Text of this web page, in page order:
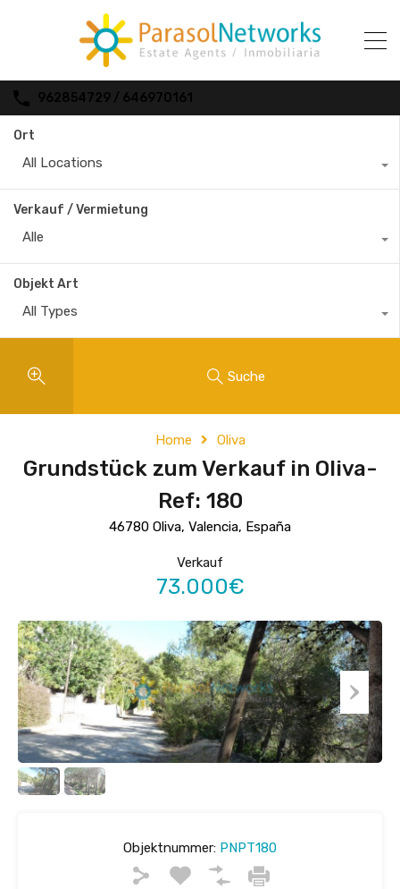
962854729 / 646970161
Ort
All Locations
Verkauf / Vermietung
Alle
Objekt Art
All Types
Suche
Home Oliva
Grundstück zum Verkauf in Oliva-
Ref: 180
46780 Oliva, Valencia, España
Verkauf
73.000€
Objektnummer: PNPT180